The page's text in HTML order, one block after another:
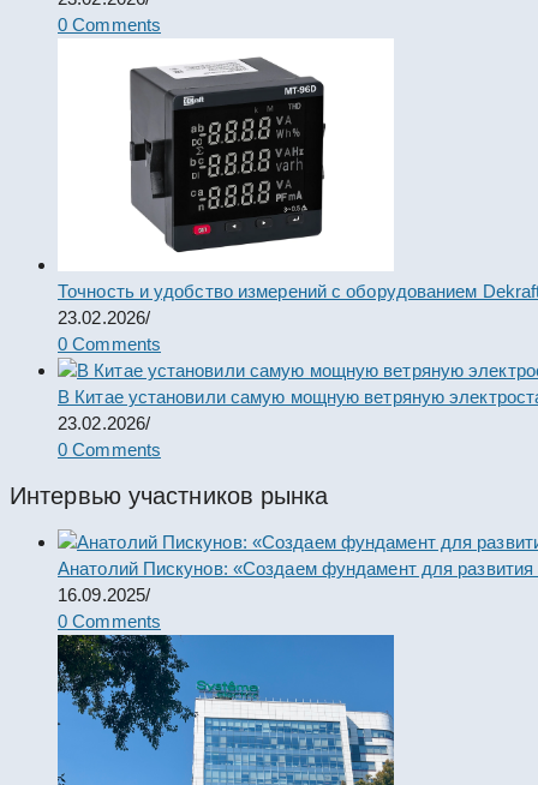
0 Comments
Точность и удобство измерений с оборудованием
23.02.2026/
0 Comments
В Китае установили самую мощную ветряную
23.02.2026/
0 Comments
Интервью участников рынка
Анатолий Пискунов: «Создаем фундамент для развития
16.09.2025/
0 Comments